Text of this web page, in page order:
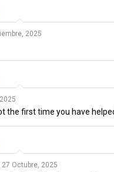
2025
the first time you have
27 Octubre, 2025